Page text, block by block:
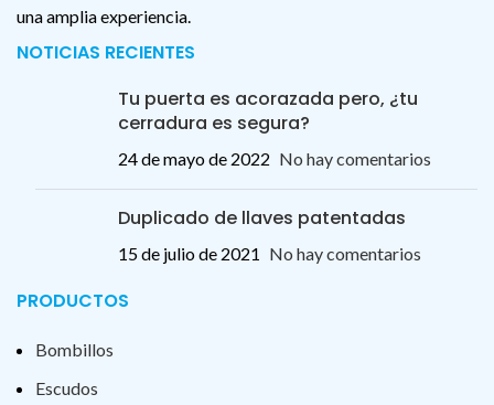
una amplia experiencia.
NOTICIAS RECIENTES
Tu puerta es acorazada pero, ¿tu
cerradura es segura?
24 de mayo de 2022 No hay comentarios
Duplicado de llaves patentadas
15 de julio de 2021 No hay comentarios
PRODUCTOS
Bombillos
Escudos